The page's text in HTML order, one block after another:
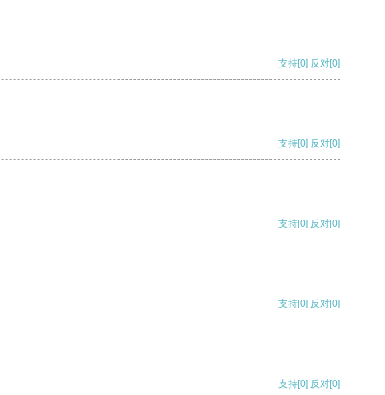
支持[0] 反对[0]
支持[0] 反对[0]
支持[0] 反对[0]
支持[0] 反对[0]
支持[0] 反对[0]